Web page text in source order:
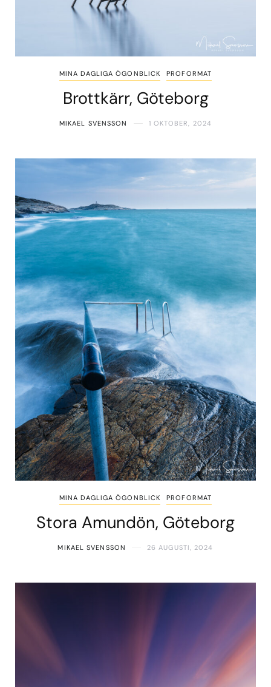
MINA DAGLIGA ÖGONBLICK PROFORMAT
Brottkärr, Göteborg
MIKAEL SVENSSON 1 OKTOBER, 2024
MINA DAGLIGA ÖGONBLICK PROFORMAT
Stora Amundön, Göteborg
MIKAEL SVENSSON 26 AUGUSTI, 2024